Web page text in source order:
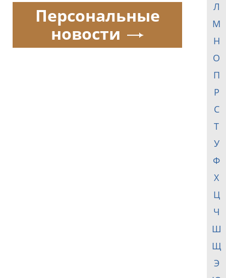
Л
М
Н
О
П
Р
С
Т
У
Ф
Х
Ц
Ч
Ш
Щ
Э
Персональные
новости